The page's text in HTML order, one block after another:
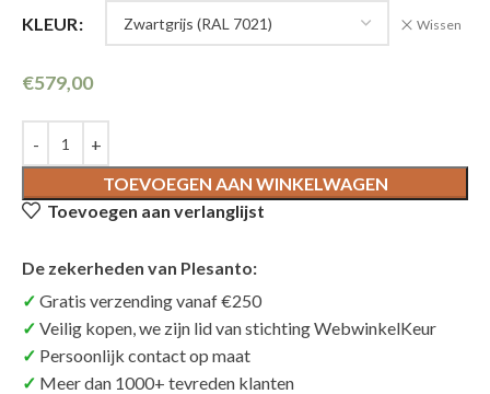
KLEUR Wissen
€579,00
TOEVOEGEN AAN WINKELWAGEN
Toevoegen aan verlanglijst
De zekerheden van Plesanto:
Gratis verzending vanaf €250
Veilig kopen, we zijn lid van stichting WebwinkelKeur
Persoonlijk contact op maat
Meer dan 1000+ tevreden klanten